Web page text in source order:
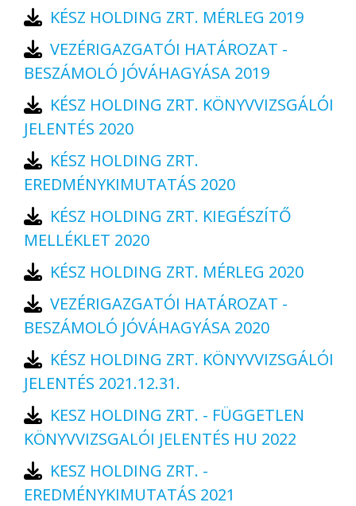
KÉSZ HOLDING ZRT. MÉRLEG 2019
VEZÉRIGAZGATÓI HATÁROZAT -
BESZÁMOLÓ JÓVÁHAGYÁSA 2019
KÉSZ HOLDING ZRT. KÖNYVVIZSGÁLÓI
JELENTÉS 2020
KÉSZ HOLDING ZRT.
EREDMÉNYKIMUTATÁS 2020
KÉSZ HOLDING ZRT. KIEGÉSZÍTŐ
MELLÉKLET 2020
KÉSZ HOLDING ZRT. MÉRLEG 2020
VEZÉRIGAZGATÓI HATÁROZAT -
BESZÁMOLÓ JÓVÁHAGYÁSA 2020
KÉSZ HOLDING ZRT. KÖNYVVIZSGÁLÓI
JELENTÉS 2021.12.31.
KESZ HOLDING ZRT. - FÜGGETLEN
KÖNYVVIZSGALÓI JELENTÉS HU 2022
KESZ HOLDING ZRT. -
EREDMÉNYKIMUTATÁS 2021